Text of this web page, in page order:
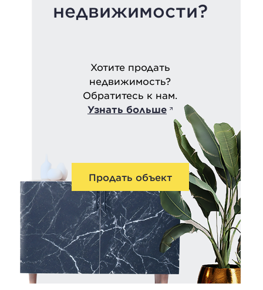
недвижимости?
Хотите продать
недвижимость?
Обратитесь к нам.
Узнать больше
Продать объект